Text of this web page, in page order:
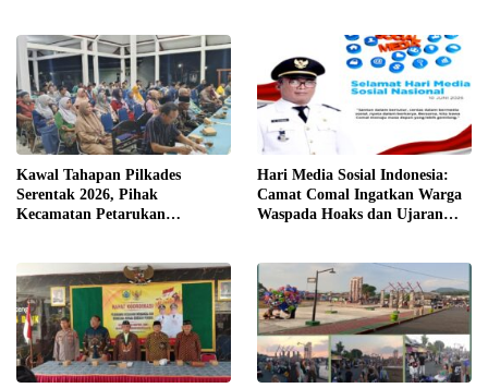
Kawal Tahapan Pilkades
Serentak 2026, Pihak
Kecamatan Petarukan
Hari Media Sosial Indonesia:
Camat Comal Ingatkan Warga
Waspada Hoaks dan Ujaran